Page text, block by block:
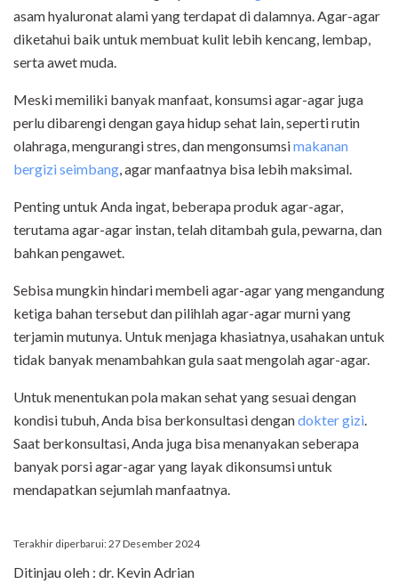
asam hyaluronat alami yang terdapat di dalamnya. Agar-agar
diketahui baik untuk membuat kulit lebih kencang, lembap,
serta awet muda.
Meski memiliki banyak manfaat, konsumsi agar-agar juga
perlu dibarengi dengan gaya hidup sehat lain, seperti rutin
olahraga, mengurangi stres, dan mengonsumsimakanan
bergizi seimbang , agar manfaatnya bisa lebih maksimal.
Penting untuk Anda ingat, beberapa produk agar-agar,
terutama agar-agar instan, telah ditambah gula, pewarna, dan
bahkan pengawet.
Sebisa mungkin hindari membeli agar-agar yang mengandung
ketiga bahan tersebut dan pilihlah agar-agar murni yang
terjamin mutunya. Untuk menjaga khasiatnya, usahakan untuk
tidak banyak menambahkan gula saat mengolah agar-agar.
Untuk menentukan pola makan sehat yang sesuai dengan
kondisi tubuh, Anda bisa berkonsultasi dengandokter gizi
Saat berkonsultasi, Anda juga bisa menanyakan seberapa
banyak porsi agar-agar yang layak dikonsumsi untuk
mendapatkan sejumlah manfaatnya.
Terakhir diperbarui: 27 Desember 2024